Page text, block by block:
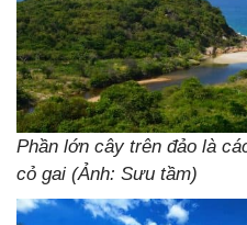
Phần lớn cây trên đảo là
cỏ gai (Ảnh: Sưu tầm)